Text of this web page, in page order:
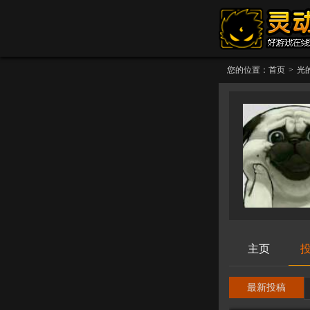
您的位置： 首页 > 光
主页
最新投稿